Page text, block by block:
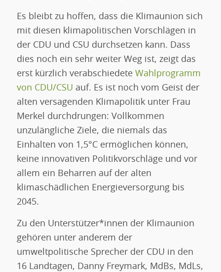
Es bleibt zu hoffen, dass die Klimaunion sich
mit diesen klimapolitischen Vorschlägen in
der CDU und CSU durchsetzen kann. Dass
dies noch ein sehr weiter Weg ist, zeigt das
erst kürzlich verabschiedete Wahlprogramm
von CDU/CSU auf. Es ist noch vom Geist der
alten versagenden Klimapolitik unter Frau
Merkel durchdrungen: Vollkommen
unzulängliche Ziele, die niemals das
Einhalten von 1,5°C ermöglichen können,
keine innovativen Politikvorschläge und vor
allem ein Beharren auf der alten
klimaschädlichen Energieversorgung bis
2045.
Zu den Unterstützer*innen der Klimaunion
gehören unter anderem der
umweltpolitische Sprecher der CDU in den
16 Landtagen, Danny Freymark, MdBs, MdLs,